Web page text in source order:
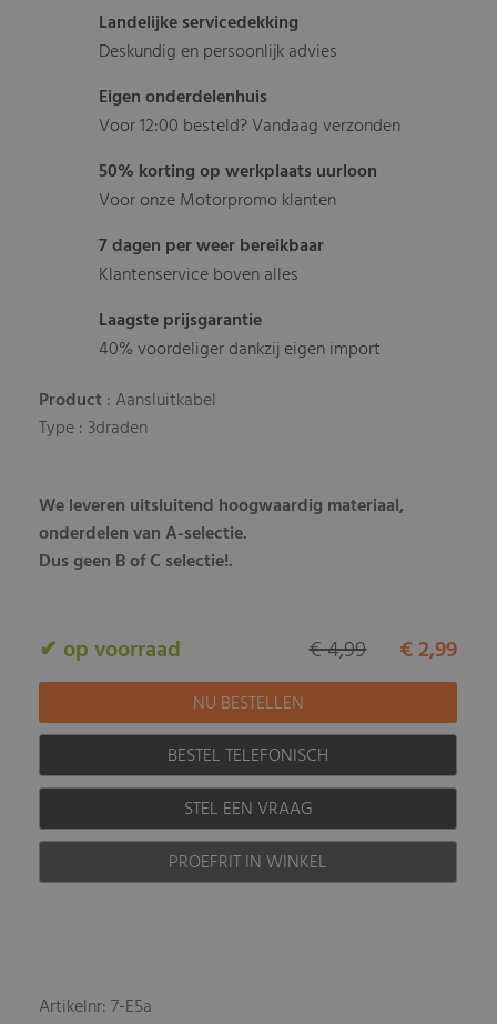
Landelijke servicedekking
Deskundig en persoonlijk advies
Eigen onderdelenhuis
Voor 12:00 besteld? Vandaag verzonden
50% korting op werkplaats uurloon
Voor onze Motorpromo klanten
7 dagen per weer bereikbaar
Klantenservice boven alles
Laagste prijsgarantie
40% voordeliger dankzij eigen import
Product: Aansluitkabel
Type : 3draden
We leveren uitsluitend hoogwaardig materiaal,
onderdelen van A-selectie.
Dus geen B of C selectie!.
✔ op voorraad € 2,99
€ 4,99
BESTEL TELEFONISCH
STEL EEN VRAAG
PROEFRIT IN WINKEL
Artikelnr: 7-E5a